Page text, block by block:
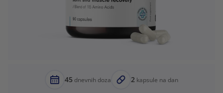
45 dnevnih doza 2 kapsule na dan